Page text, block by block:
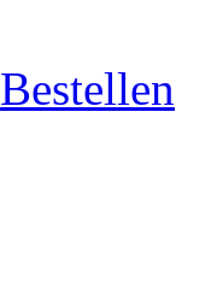
Bestellen